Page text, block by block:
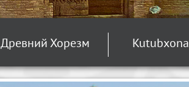
Древний Хорезм Kutubxona